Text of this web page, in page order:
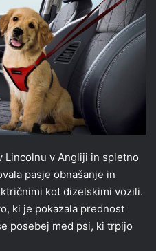
Lincolnu v Angliji in spletno
pasje obnašanje in
kot dizelskimi vozili.
ki je pokazala prednost
posebej med psi, ki trpijo